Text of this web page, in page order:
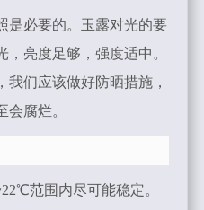
是必要的。玉露对光的要
亮度足够，强度适中。
们应该做好防晒措施，
会腐烂。
范围内尽可能稳定。